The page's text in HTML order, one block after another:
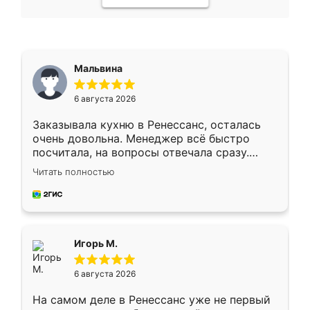
Мальвина
6 августа 2026
Заказывала кухню в Ренессанс, осталась
очень довольна. Менеджер всё быстро
посчитала, на вопросы отвечала сразу.
Замерщик приехал в субботу, подошёл к
делу со всей ответственностью. Собрали
за день, ребята работали аккуратно, даже
Читать полностью
Игорь М.
6 августа 2026
На самом деле в Ренессанс уже не первый